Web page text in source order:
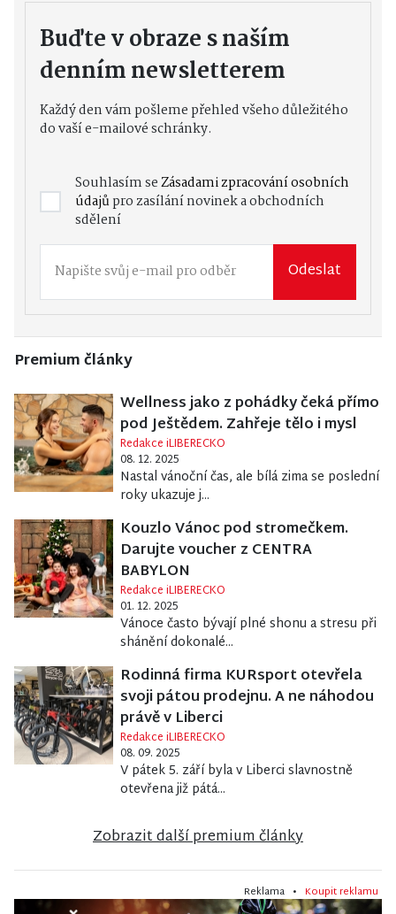
Buďte v obraze s naším
denním newsletterem
Každý den vám pošleme přehled všeho důležitého
do vaší e-mailové schránky.
Souhlasím seZásadami zpracování osobních
údajůpro zasílání novinek a obchodních
sdělení
Odeslat
Premium články
Wellness jako z pohádky čeká přímo
pod Ještědem. Zahřeje tělo i mysl
Redakce iLIBERECKO
08. 12. 2025
Nastal vánoční čas, ale bílá zima se poslední
roky ukazuje j...
Kouzlo Vánoc pod stromečkem.
Darujte voucher z CENTRA
BABYLON
Redakce iLIBERECKO
01. 12. 2025
Vánoce často bývají plné shonu a stresu při
shánění dokonalé...
Rodinná firma KURsport otevřela
svoji pátou prodejnu. A ne náhodou
právě v Liberci
Redakce iLIBERECKO
08. 09. 2025
V pátek 5. září byla v Liberci slavnostně
otevřena již pátá...
Zobrazit další premium články
Reklama • Koupit reklamu